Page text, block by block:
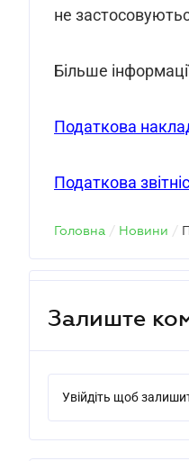
не
Більше
Податкова
Податкова
Головна / Новини /
Залиште
Увійдіть щоб